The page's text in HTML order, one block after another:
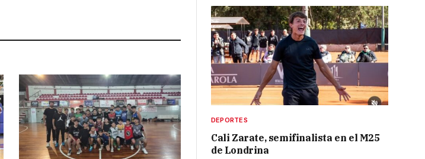
DEPORTES
Cali Zarate, semifinalista en el M25
de Londrina